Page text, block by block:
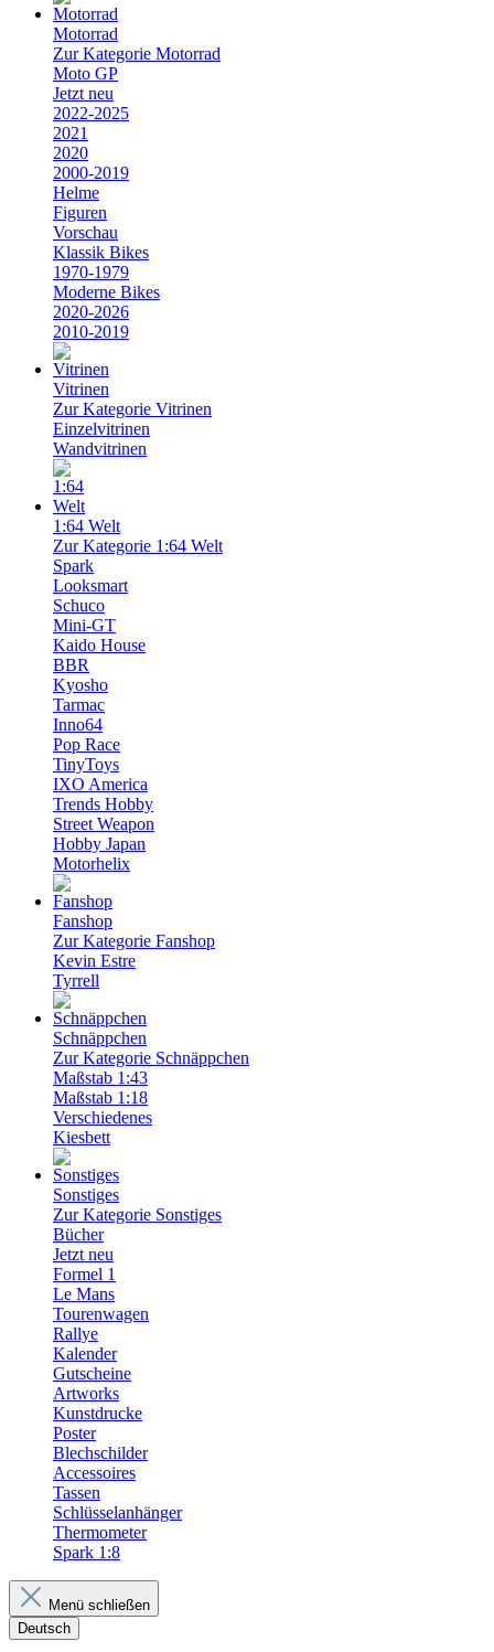
Motorrad
Zur Kategorie Motorrad
Moto GP
Jetzt neu
2022-2025
2021
2020
2000-2019
Helme
Figuren
Vorschau
Klassik Bikes
1970-1979
Moderne Bikes
2020-2026
2010-2019
Vitrinen
Zur Kategorie Vitrinen
Einzelvitrinen
Wandvitrinen
1:64 Welt
Zur Kategorie 1:64 Welt
Spark
Looksmart
Schuco
Mini-GT
Kaido House
BBR
Kyosho
Tarmac
Inno64
Pop Race
TinyToys
IXO America
Trends Hobby
Street Weapon
Hobby Japan
Motorhelix
Fanshop
Zur Kategorie Fanshop
Kevin Estre
Tyrrell
Schnäppchen
Zur Kategorie Schnäppchen
Maßstab 1:43
Maßstab 1:18
Verschiedenes
Kiesbett
Sonstiges
Zur Kategorie Sonstiges
Bücher
Jetzt neu
Formel 1
Le Mans
Tourenwagen
Rallye
Kalender
Gutscheine
Artworks
Kunstdrucke
Poster
Blechschilder
Accessoires
Tassen
Schlüsselanhänger
Thermometer
Spark 1:8
Menü schließen
Deutsch